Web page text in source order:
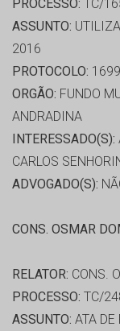
PROCESSO: TC/
ASSUNTO:
2016
PROTOCOLO:
ORGÃO: FUNDO
ANDRADINA
INTERESSADO(S):
CARLOS
ADVOGADO(S):
CONS. OSMAR
RELATOR: CONS.
PROCESSO: TC/
ASSUNTO: ATA DE